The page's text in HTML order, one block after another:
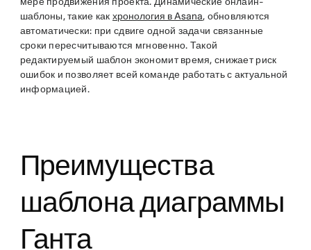
шаблоны, такие как хронология в Asana, обновляются
автоматически: при сдвиге одной задачи связанные
сроки пересчитываются мгновенно. Такой
редактируемый шаблон экономит время, снижает риск
ошибок и позволяет всей команде работать с актуальной
информацией.
Преимущества
шаблона диаграммы
Ганта